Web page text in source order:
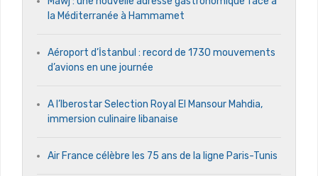
la Méditerranée à Hammamet
Aéroport d’İstanbul : record de 1730 mouvements
d’avions en une journée
A l’Iberostar Selection Royal El Mansour Mahdia,
immersion culinaire libanaise
Air France célèbre les 75 ans de la ligne Paris-Tunis